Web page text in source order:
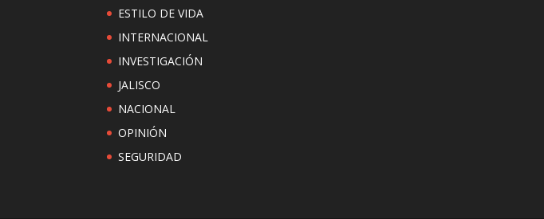
ESTILO DE VIDA
INTERNACIONAL
INVESTIGACIÓN
JALISCO
NACIONAL
OPINIÓN
SEGURIDAD